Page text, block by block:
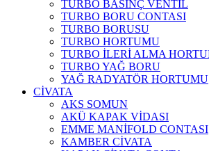
TURBO BASINÇ VENTİL
TURBO BORU CONTASI
TURBO BORUSU
TURBO HORTUMU
TURBO İLERİ ALMA
TURBO YAĞ BORU
YAĞ RADYATÖR HORTUMU
CİVATA
AKS SOMUN
AKÜ KAPAK VİDASI
EMME MANİFOLD CONTASI
KAMBER CİVATA